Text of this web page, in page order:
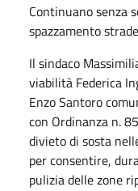
Continuano senza
spazzamento
Il sindaco
viabilità Federica
Enzo Santoro
con Ordinanza n.
divieto di sosta
per consentire,
pulizia delle zone